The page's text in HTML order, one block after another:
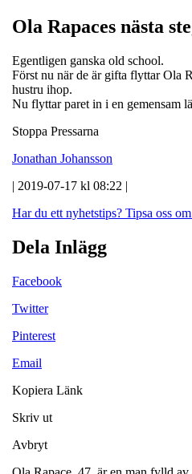
Ola Rapaces nästa
Egentligen ganska old school.
Först nu när de är gifta flyttar Ola
hustru ihop.
Nu flyttar paret in i en gemensam
Stoppa Pressarna
Jonathan Johansson
| 2019-07-17 kl 08:22 |
Har du ett nyhetstips? Tipsa oss
Dela Inlägg
Facebook
Twitter
Pinterest
Email
Kopiera Länk
Skriv ut
Avbryt